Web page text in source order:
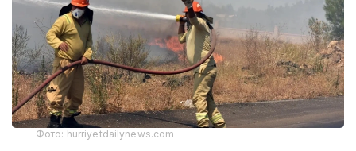
Фото: hurriyetdailynews.com